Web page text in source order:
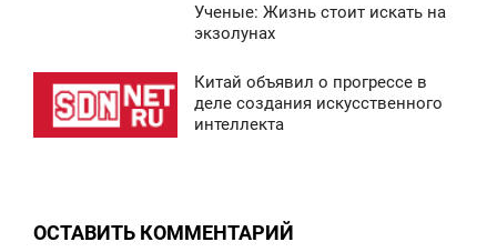
Ученые: Жизнь стоит искать на
экзолунах
Китай объявил о прогрессе в
деле создания искусственного
интеллекта
ОСТАВИТЬ КОММЕНТАРИЙ